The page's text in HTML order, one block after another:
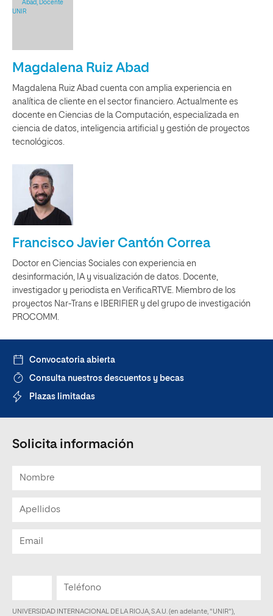
Magdalena Ruiz Abad
Magdalena Ruiz Abad cuenta con amplia experiencia en
analítica de cliente en el sector financiero. Actualmente es
docente en Ciencias de la Computación, especializada en
ciencia de datos, inteligencia artificial y gestión de proyectos
tecnológicos.
Francisco Javier Cantón Correa
Doctor en Ciencias Sociales con experiencia en
desinformación, IA y visualización de datos. Docente,
investigador y periodista en VerificaRTVE. Miembro de los
proyectos Nar-Trans e IBERIFIER y del grupo de investigación
PROCOMM.
Convocatoria abierta
Consulta nuestros descuentos y becas
Plazas limitadas
Solicita información